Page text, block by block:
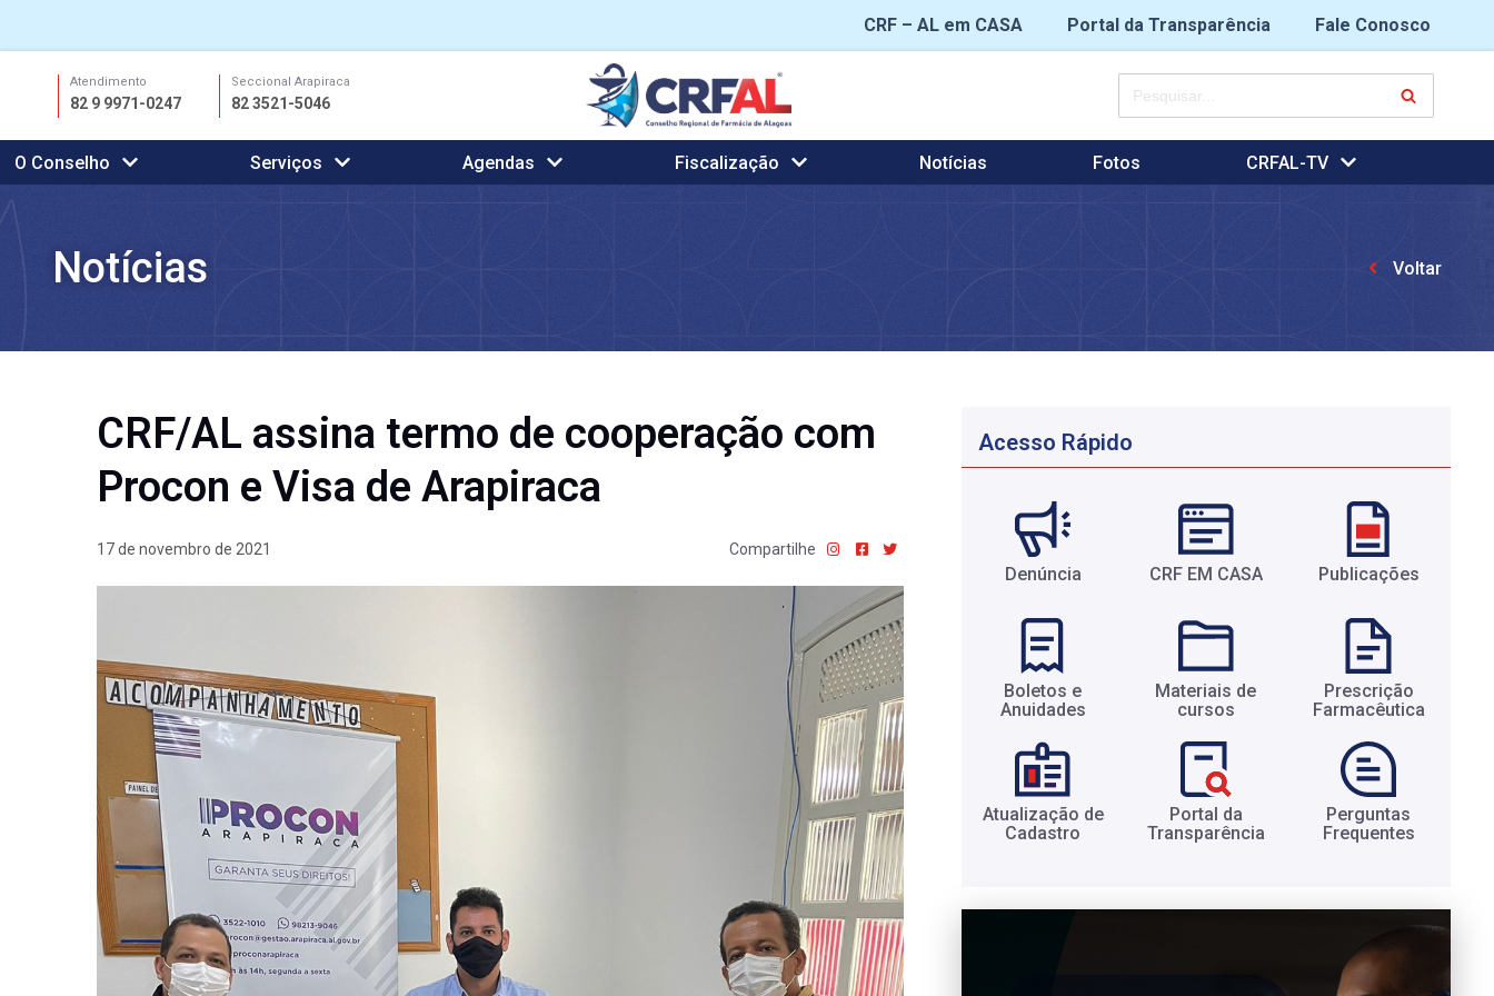
CRF – AL em CASA Portal da Transparência
Fale Conosco
conteúdo
Atendimento
82 9 9971-0247
Seccional Arapiraca
82 3521-5046
O Conselho Serviços Agendas Fiscalização Notícias Fotos CRFAL-TV
Notícias Voltar
CRF/AL assina termo de cooperação com
Procon e Visa de Arapiraca
17 de novembro de 2021 Compartilhe
Acesso Rápido
Denúncia CRF EM CASA Publicações
Boletos e
Anuidades​
Materiais de
cursos​
Prescrição
Farmacêutica​
Atualização de
Cadastro​
Portal da
Transparência​
Perguntas
Frequentes​